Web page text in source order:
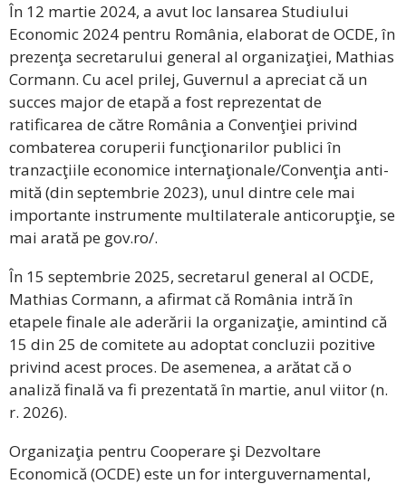
În 12 martie 2024, a avut loc lansarea Studiului
Economic 2024 pentru România, elaborat de OCDE, în
prezenţa secretarului general al organizaţiei, Mathias
Cormann. Cu acel prilej, Guvernul a apreciat că un
succes major de etapă a fost reprezentat de
ratificarea de către România a Convenţiei privind
combaterea coruperii funcţionarilor publici în
tranzacţiile economice internaţionale/Convenţia anti-
mită (din septembrie 2023), unul dintre cele mai
importante instrumente multilaterale anticorupţie, se
mai arată pe gov.ro/.
În 15 septembrie 2025, secretarul general al OCDE,
Mathias Cormann, a afirmat că România intră în
etapele finale ale aderării la organizaţie, amintind că
15 din 25 de comitete au adoptat concluzii pozitive
privind acest proces. De asemenea, a arătat că o
analiză finală va fi prezentată în martie, anul viitor (n.
r. 2026).
Organizaţia pentru Cooperare şi Dezvoltare
Economică (OCDE) este un for interguvernamental,